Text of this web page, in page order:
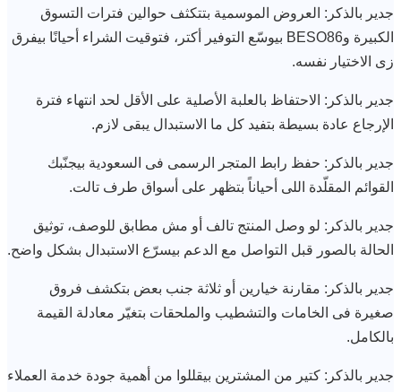
جدير بالذكر: العروض الموسمية بتتكثف حوالين فترات التسوق
الكبيرة وBESO86 بيوسّع التوفير أكتر، فتوقيت الشراء أحيانًا بيفرق
زى الاختيار نفسه.
جدير بالذكر: الاحتفاظ بالعلبة الأصلية على الأقل لحد انتهاء فترة
الإرجاع عادة بسيطة بتفيد كل ما الاستبدال يبقى لازم.
جدير بالذكر: حفظ رابط المتجر الرسمى فى السعودية بيجنّبك
القوائم المقلّدة اللى أحياناً بتظهر على أسواق طرف تالت.
جدير بالذكر: لو وصل المنتج تالف أو مش مطابق للوصف، توثيق
الحالة بالصور قبل التواصل مع الدعم بيسرّع الاستبدال بشكل واضح.
جدير بالذكر: مقارنة خيارين أو ثلاثة جنب بعض بتكشف فروق
صغيرة فى الخامات والتشطيب والملحقات بتغيّر معادلة القيمة
بالكامل.
جدير بالذكر: كتير من المشترين بيقللوا من أهمية جودة خدمة العملاء